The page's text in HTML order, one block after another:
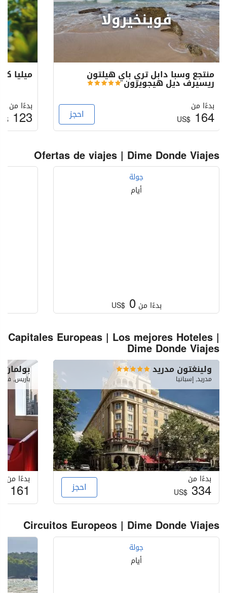
فوينخيرولا
منتجع وسبا دابل تري باي هيلتون
ريسيرف ديل هيجويرون
بدءًا من
US$164 احجز
ميليا
بدءًا من
123
Ofertas de viajes | Dime Donde Viajes
جولة
أيام
بدءًا من US$0
Capitales Europeas | Los mejores Hoteles |
Dime Donde Viajes
ولينغتون مدريد
مدريد, إسبانيا
بدءًا من
US$334 احجز
باريس,
بدءًا من
161
Circuitos Europeos | Dime Donde Viajes
جولة
أيام